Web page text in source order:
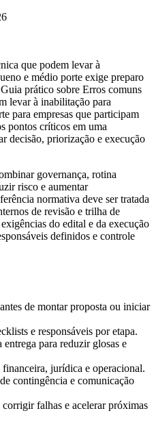
que podem levar à
e médio porte exige preparo
prático sobre Erros comuns
levar à inabilitação para
para empresas que participam
pontos críticos em uma
decisão, priorização e execução
governança, rotina
risco e aumentar
normativa deve ser tratada
de revisão e trilha de
do edital e da execução
definidos e controle
de montar proposta ou iniciar
e responsáveis por etapa.
para reduzir glosas e
jurídica e operacional.
contingência e comunicação
falhas e acelerar próximas